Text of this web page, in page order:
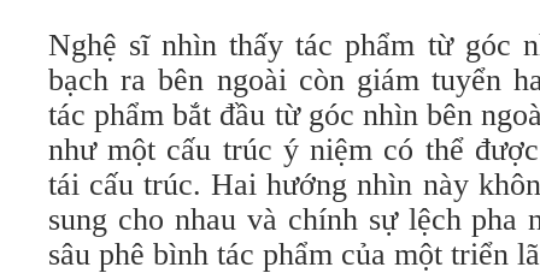
Nghệ sĩ nhìn thấy tác phẩm từ góc
bạch ra bên ngoài còn giám tuyển
tác phẩm bắt đầu từ góc nhìn bên
như một cấu trúc ý niệm có thể
tái cấu trúc. Hai hướng nhìn này
sung cho nhau và chính sự lệch pha
sâu phê bình tác phẩm của một triển